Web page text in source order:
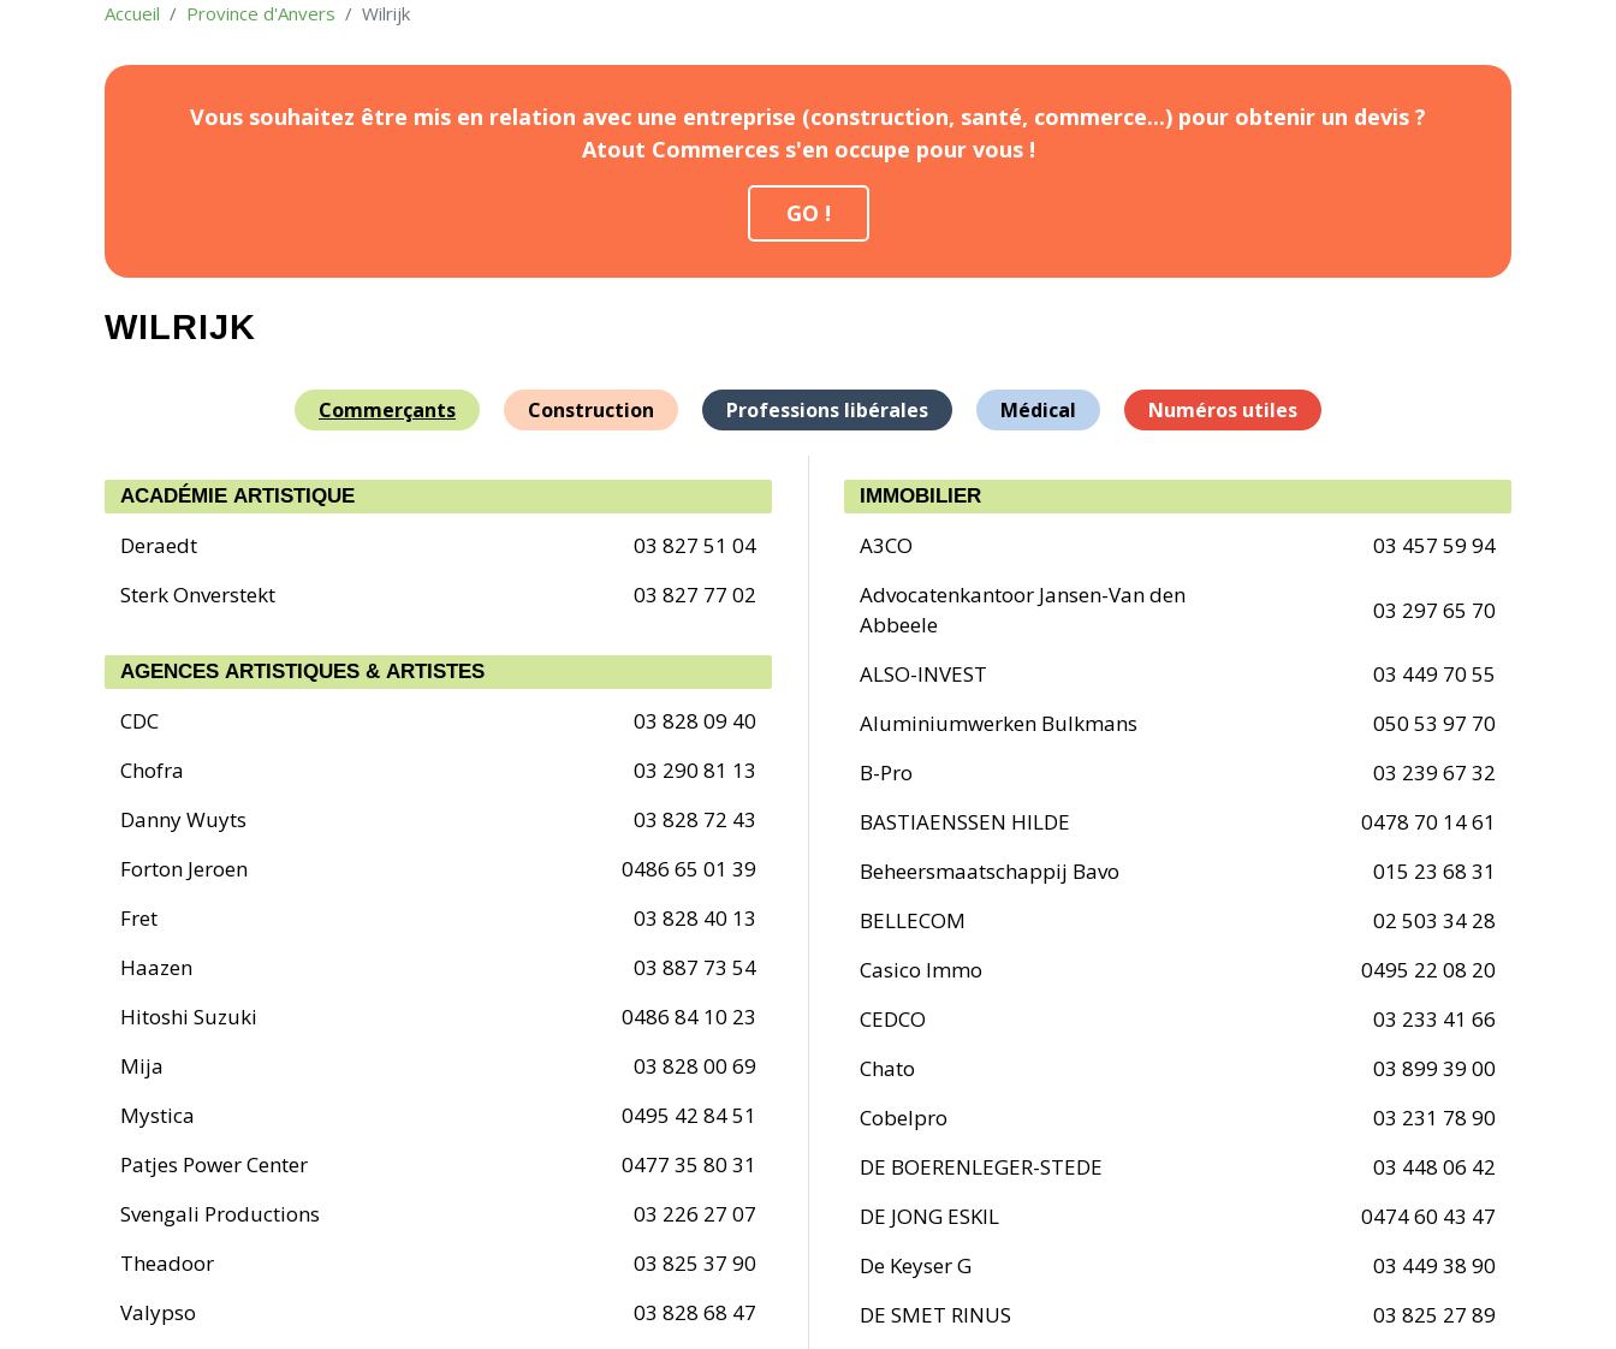
Accueil Province d'Anvers Wilrijk
Vous souhaitez être mis en relation avec une entreprise (construction, santé, commerce...) pour obtenir un devis ?
Atout Commerces s'en occupe pour vous !
GO !
WILRIJK
Commerçants Construction Professions libérales Médical Numéros utiles
ACADÉMIE ARTISTIQUE
Deraedt
03 827 51 04
Sterk Onverstekt
03 827 77 02
AGENCES ARTISTIQUES & ARTISTES
CDC
03 828 09 40
Chofra
03 290 81 13
Danny Wuyts
03 828 72 43
Forton Jeroen
0486 65 01 39
Fret
03 828 40 13
Haazen
03 887 73 54
Hitoshi Suzuki
0486 84 10 23
Mija
03 828 00 69
Mystica
0495 42 84 51
Patjes Power Center
0477 35 80 31
Svengali Productions
03 226 27 07
Theadoor
03 825 37 90
Valypso
03 828 68 47
IMMOBILIER
A3CO
03 457 59 94
Advocatenkantoor Jansen-Van den
Abbeele
03 297 65 70
ALSO-INVEST
03 449 70 55
Aluminiumwerken Bulkmans
050 53 97 70
B-Pro
03 239 67 32
BASTIAENSSEN HILDE
0478 70 14 61
Beheersmaatschappij Bavo
015 23 68 31
BELLECOM
02 503 34 28
Casico Immo
0495 22 08 20
CEDCO
03 233 41 66
Chato
03 899 39 00
Cobelpro
03 231 78 90
DE BOERENLEGER-STEDE
03 448 06 42
DE JONG ESKIL
0474 60 43 47
De Keyser G
03 449 38 90
DE SMET RINUS
03 825 27 89